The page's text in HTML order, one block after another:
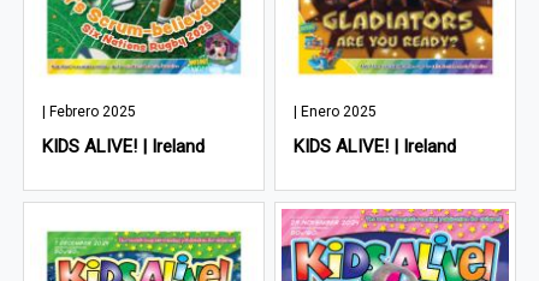
| Febrero 2025
KIDS ALIVE! | Ireland
| Enero 2025
KIDS ALIVE! | Ireland